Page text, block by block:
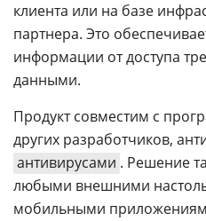
клиента или на базе
партнера. Это
информации от доступа
данными.
Продукт совместим с
других разработчиков,
антивирусами . Решение
любыми внешними
мобильными